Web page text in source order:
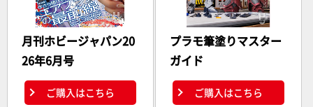
月刊ホビージャパン20
26年6月号
ご購入はこちら
プラモ筆塗りマスター
ガイド
ご購入はこちら